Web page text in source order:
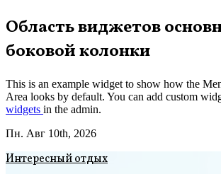
Перейти
к
содержимому
Область виджетов
боковой колонки
This is an example widget to show how the
Area looks by default. You can add custom
widgets in the admin.
Пн. Авг 10th, 2026
Интересный отдых